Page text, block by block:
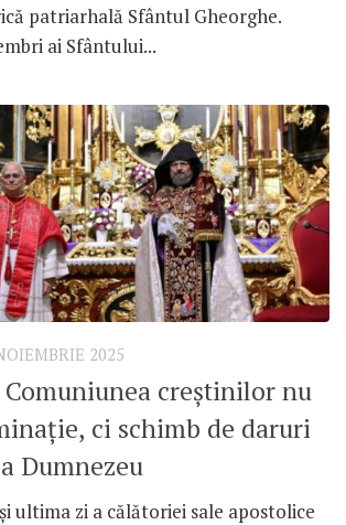
patriarhală Sfântul Gheorghe.
ai Sfântului...
2025
Comuniunea creștinilor nu
ci schimb de daruri
Dumnezeu
ultima zi a călătoriei sale apostolice